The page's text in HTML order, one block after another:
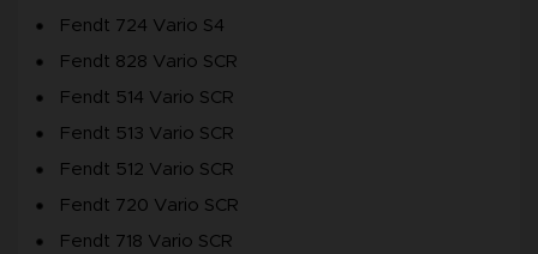
Fendt 724 Vario S4
Fendt 828 Vario SCR
Fendt 514 Vario SCR
Fendt 513 Vario SCR
Fendt 512 Vario SCR
Fendt 720 Vario SCR
Fendt 718 Vario SCR